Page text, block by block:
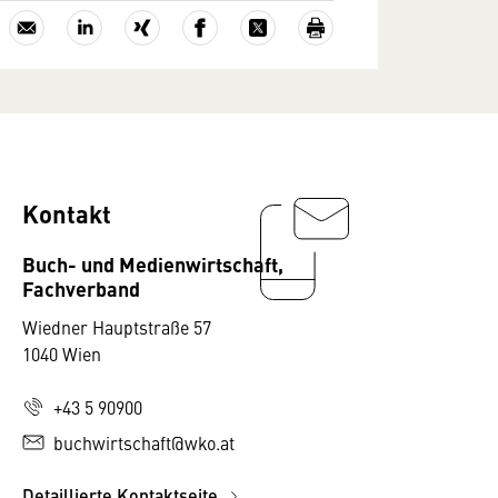
Kontakt
Buch- und Medienwirtschaft,
Fachverband
Wiedner Hauptstraße 57
1040 Wien
+43 5 90900
buchwirtschaft@wko.at